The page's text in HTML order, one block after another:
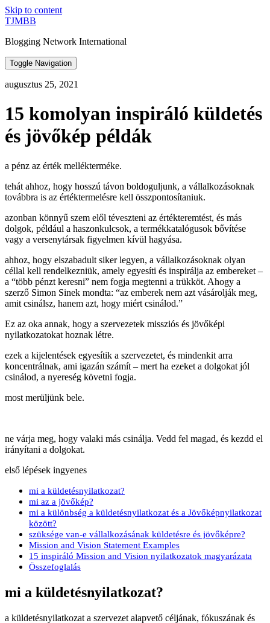
Skip to content
TJMBB
Blogging Network International
Toggle Navigation
augusztus 25, 2021
15 komolyan inspiráló küldetés
és jövőkép példák
a pénz az érték mellékterméke.
tehát ahhoz, hogy hosszú távon boldoguljunk, a vállalkozásoknak
továbbra is az értéktermelésre kell összpontosítaniuk.
azonban könnyű szem elől téveszteni az értékteremtést, és más
dolgok, például a haszonkulcsok, a termékkatalógusok bővítése
vagy a versenytársak figyelmen kívül hagyása.
ahhoz, hogy elszabadult siker legyen, a vállalkozásoknak olyan
céllal kell rendelkezniük, amely egyesíti és inspirálja az embereket –
a “több pénzt keresni” nem fogja megtenni a trükköt. Ahogy a
szerző Simon Sinek mondta: “az emberek nem azt vásárolják meg,
amit csinálsz, hanem azt, hogy miért csinálod.”
Ez az oka annak, hogy a szervezetek missziós és jövőképi
nyilatkozatokat hoznak létre.
ezek a kijelentések egyesítik a szervezetet, és mindenkit arra
koncentrálnak, ami igazán számít – mert ha ezeket a dolgokat jól
csinálod, a nyereség követni fogja.
most merüljünk bele.
ne várja meg, hogy valaki más csinálja. Vedd fel magad, és kezdd el
irányítani a dolgokat.
első lépések ingyenes
mi a küldetésnyilatkozat?
mi az a jövőkép?
mi a különbség a küldetésnyilatkozat és a Jövőképnyilatkozat
között?
szüksége van-e vállalkozásának küldetésre és jövőképre?
Mission and Vision Statement Examples
15 inspiráló Mission and Vision nyilatkozatok magyarázata
Összefoglalás
mi a küldetésnyilatkozat?
a küldetésnyilatkozat a szervezet alapvető céljának, fókuszának és